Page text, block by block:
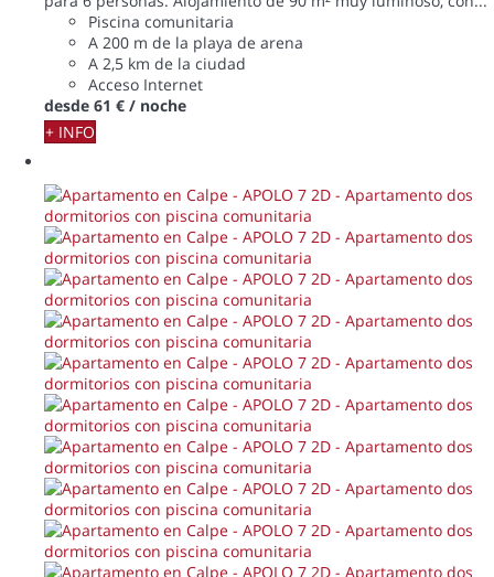
Piscina comunitaria
A 200 m de la playa de arena
A 2,5 km de la ciudad
Acceso Internet
desde 61 € / noche
+ INFO